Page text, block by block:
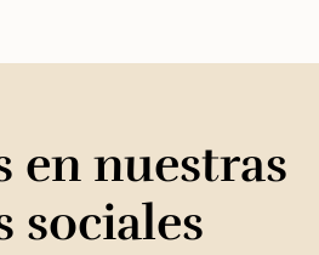
en nuestras
sociales